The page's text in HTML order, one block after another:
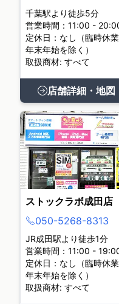
千葉駅より徒歩5分
営業時間：11:00 -
定休日：なし（臨時休業
年末年始を除く）
取扱商材: すべて
店舗詳細・地図
ストックラボ成田店
050-5268-8313
JR成田駅より徒歩1分
営業時間：11:00 -
定休日：なし（臨時休業
年末年始を除く）
取扱商材: すべて